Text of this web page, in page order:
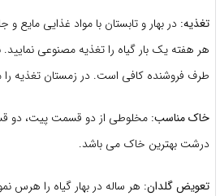
تغذیه: در بهار و تابستان با مواد غذایی
هر هفته یک بار گیاه را تغذیه مصنوعی
طرف فروشنده کافی است. در زمستان تغذیه را
خاک مناسب: مخلوطی از دو قسمت پیت،
درشت بهترین خاک می باشد.
تعویض گلدان: هر ساله در بهار گیاه را هرس